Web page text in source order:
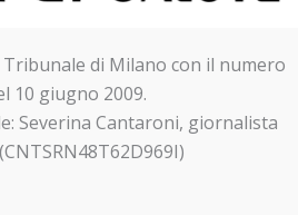
di Milano con il numero
10 giugno 2009.
Severina Cantaroni, giornalista